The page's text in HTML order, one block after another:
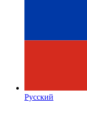
Русский